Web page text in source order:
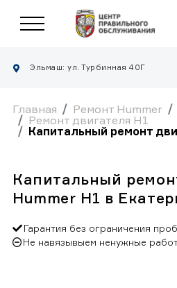
Эльмаш: ул. Турбинная 40Г
Главная Ремонт Hummer
Ремонт двигателя H1
Капитальный ремонт
Капитальный
Hummer H1 в
Гарантия без ограничения
Не навязывыем ненужные